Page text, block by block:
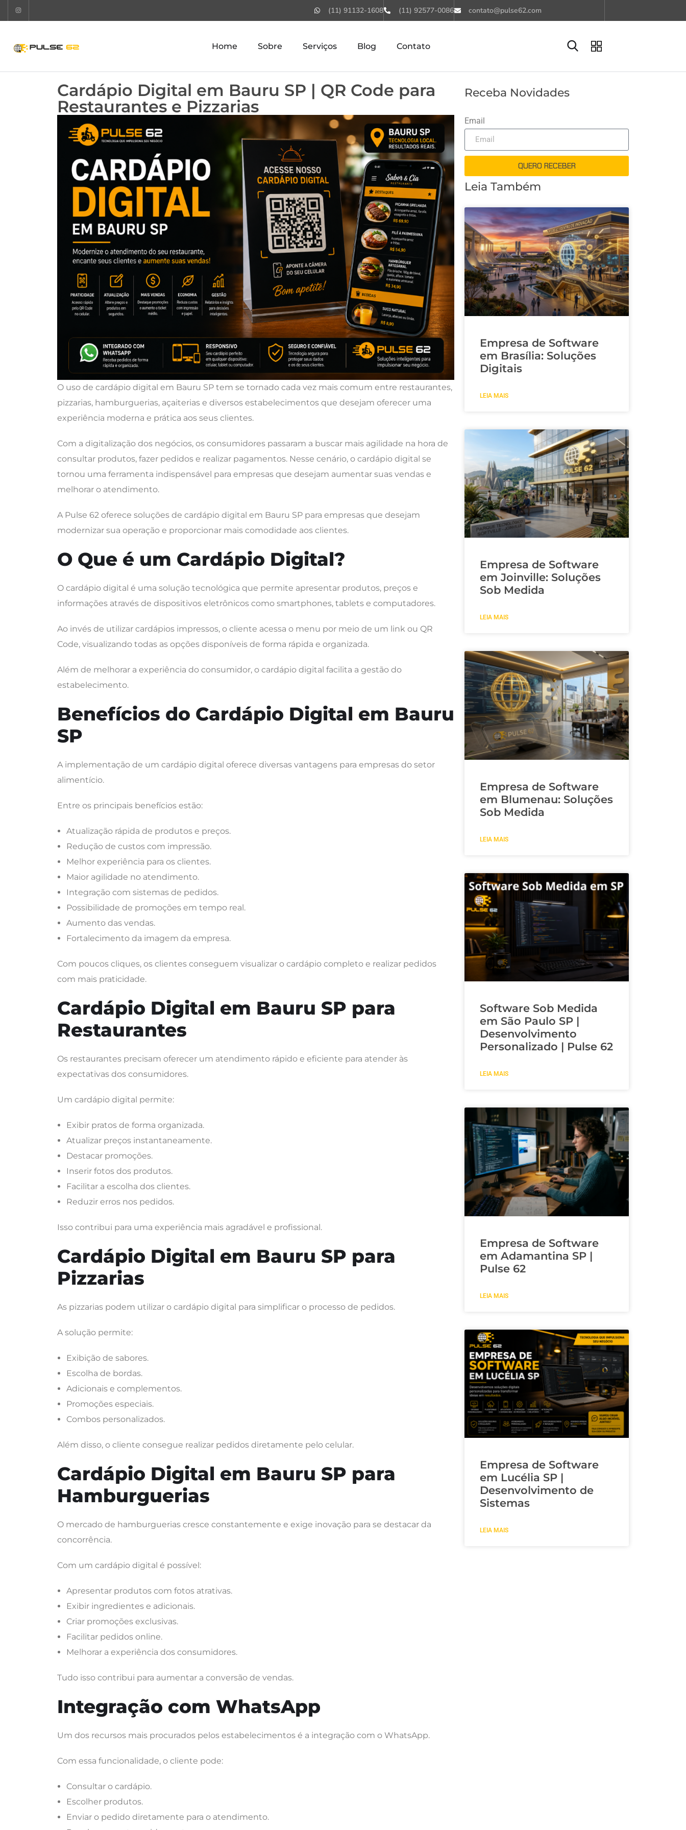
(11) 91132-1608 (11) 92577-0086 contato@pulse62.com
Home Sobre Serviços Blog Contato
Cardápio Digital em Bauru SP | QR Code para
Restaurantes e Pizzarias
O uso de cardápio digital em Bauru SP tem se tornado cada vez mais comum entre restaurantes,
pizzarias, hamburguerias, açaiterias e diversos estabelecimentos que desejam oferecer uma
experiência moderna e prática aos seus clientes.
Com a digitalização dos negócios, os consumidores passaram a buscar mais agilidade na hora de
consultar produtos, fazer pedidos e realizar pagamentos. Nesse cenário, o cardápio digital se
tornou uma ferramenta indispensável para empresas que desejam aumentar suas vendas e
melhorar o atendimento.
A Pulse 62 oferece soluções de cardápio digital em Bauru SP para empresas que desejam
modernizar sua operação e proporcionar mais comodidade aos clientes.
O Que é um Cardápio Digital?
O cardápio digital é uma solução tecnológica que permite apresentar produtos, preços e
informações através de dispositivos eletrônicos como smartphones, tablets e computadores.
Ao invés de utilizar cardápios impressos, o cliente acessa o menu por meio de um link ou QR
Code, visualizando todas as opções disponíveis de forma rápida e organizada.
Além de melhorar a experiência do consumidor, o cardápio digital facilita a gestão do
estabelecimento.
Benefícios do Cardápio Digital em Bauru
SP
A implementação de um cardápio digital oferece diversas vantagens para empresas do setor
alimentício.
Entre os principais benefícios estão:
Atualização rápida de produtos e preços.
Redução de custos com impressão.
Melhor experiência para os clientes.
Maior agilidade no atendimento.
Integração com sistemas de pedidos.
Possibilidade de promoções em tempo real.
Aumento das vendas.
Fortalecimento da imagem da empresa.
Com poucos cliques, os clientes conseguem visualizar o cardápio completo e realizar pedidos
com mais praticidade.
Cardápio Digital em Bauru SP para
Restaurantes
Os restaurantes precisam oferecer um atendimento rápido e eficiente para atender às
expectativas dos consumidores.
Um cardápio digital permite:
Exibir pratos de forma organizada.
Atualizar preços instantaneamente.
Destacar promoções.
Inserir fotos dos produtos.
Facilitar a escolha dos clientes.
Reduzir erros nos pedidos.
Isso contribui para uma experiência mais agradável e profissional.
Cardápio Digital em Bauru SP para
Pizzarias
As pizzarias podem utilizar o cardápio digital para simplificar o processo de pedidos.
A solução permite:
Exibição de sabores.
Escolha de bordas.
Adicionais e complementos.
Promoções especiais.
Combos personalizados.
Além disso, o cliente consegue realizar pedidos diretamente pelo celular.
Cardápio Digital em Bauru SP para
Hamburguerias
O mercado de hamburguerias cresce constantemente e exige inovação para se destacar da
concorrência.
Com um cardápio digital é possível:
Apresentar produtos com fotos atrativas.
Exibir ingredientes e adicionais.
Criar promoções exclusivas.
Facilitar pedidos online.
Melhorar a experiência dos consumidores.
Tudo isso contribui para aumentar a conversão de vendas.
Integração com WhatsApp
Um dos recursos mais procurados pelos estabelecimentos é a integração com o WhatsApp.
Com essa funcionalidade, o cliente pode:
Consultar o cardápio.
Escolher produtos.
Enviar o pedido diretamente para o atendimento.
Receba Novidades
Email
QUERO RECEBER
Leia Também
Empresa de Software
em Brasília: Soluções
Digitais
LEIA MAIS
Empresa de Software
em Joinville: Soluções
Sob Medida
LEIA MAIS
Empresa de Software
em Blumenau: Soluções
Sob Medida
LEIA MAIS
Software Sob Medida
em São Paulo SP |
Desenvolvimento
Personalizado | Pulse 62
LEIA MAIS
Empresa de Software
em Adamantina SP |
Pulse 62
LEIA MAIS
Empresa de Software
em Lucélia SP |
Desenvolvimento de
Sistemas
LEIA MAIS